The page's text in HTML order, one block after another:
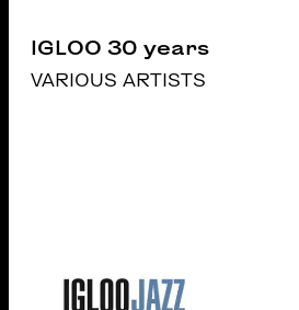
IGLOO 30 years
VARIOUS ARTISTS